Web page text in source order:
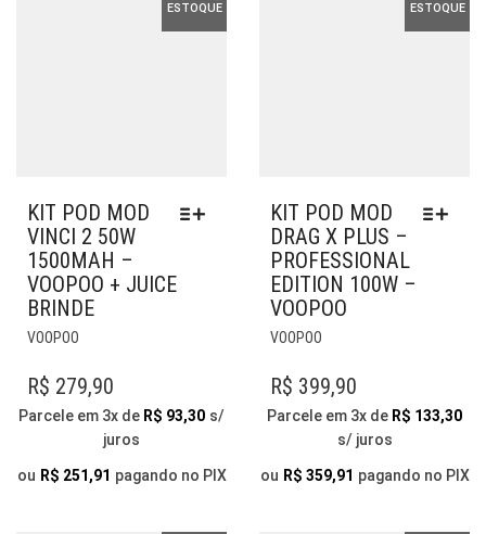
ESTOQUE
KIT POD MOD
VINCI 2 50W
1500MAH –
VOOPOO + JUICE
BRINDE
VOOPOO
TEM
VÁRIAS
VARIANTES.
OPÇÕES
R$ 279,90
Parcele em 3x de R$ 93,30 s/
juros
ou R$ 251,91 pagando no PIX
ESTOQUE
KIT POD MOD
DRAG X PLUS –
PROFESSIONAL
EDITION 100W –
VOOPOO
VOOPOO
TEM
VÁRIAS
VARIANTES.
AS
OPÇÕES
R$ 399,90
Parcele em 3x de R$ 133,30
s/ juros
ou R$ 359,91 pagando no PIX